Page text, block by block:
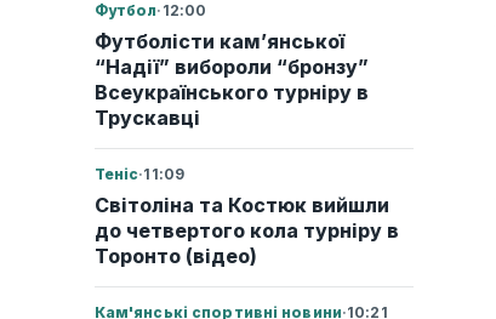
Футбол· 12:00
Футболісти кам’янської
“Надії” вибороли “бронзу”
Всеукраїнського турніру в
Трускавці
Теніс·11:09
Світоліна та Костюк вийшли
до четвертого кола турніру в
Торонто (відео)
Кам'янські спортивні новини·10:21